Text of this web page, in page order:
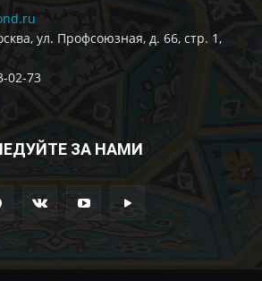
ул. Профсоюзная, д. 66, стр. 1,
02-73
ЗА НАМИ